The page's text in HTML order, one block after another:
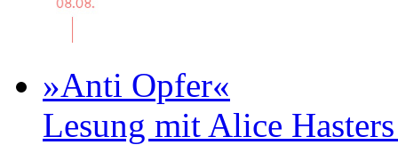
»Anti Opfer«
Lesung mit Alice